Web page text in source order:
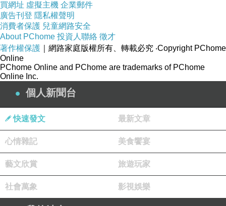
功效：可排腎毒、通便。
早上起床後，正是胃部最敏感的時刻，胃部
送入食物後，就會引起大腸催便之收縮運動，是
催起便意的最好時刻。
含有豐富維他命Ｃ的檸檬，正是催促排便的
催化劑，早上空腹飲用自製的檸檬水，不但可以
解決便秘之苦，還可以排除腎毒，亦有美白肌膚
的作用，愛美的女性朋友不妨一試。
此外，剩下的檸檬皮放在冰箱裡可以除臭；
裝在絲襪裡面，吊掛在衣櫥或是房間內，還可以
變成天然的芳香劑。
買網址 虛擬主機 企業郵件
廣告刊登 隱私權聲明
消費者保護 兒童網路安全
About PChome 投資人聯絡 徵才
著作權保護 ｜網路家庭版權所有、轉載必究 ‧Copyright PChome
Online
PChome Online and PChome are trademarks of PChome
Online Inc.
個人新聞台
快速發文 最新文章
心情雜記 美食饗宴
藝文欣賞 旅遊玩家
社會萬象 影視娛樂